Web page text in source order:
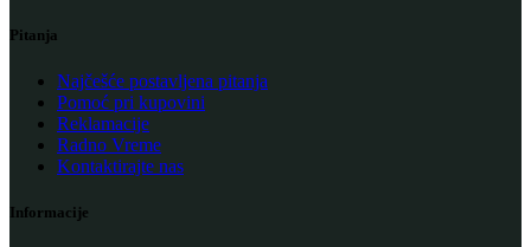
Pitanja
Najčešće postavljena pitanja
Pomoć pri kupovini
Reklamacije
Radno Vreme
Kontaktirajte nas
Informacije